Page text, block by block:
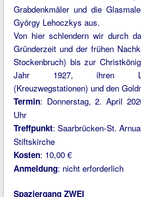
Grabdenkmäler und die
György Lehoczkys aus.
Von hier schlendern wir durch
Gründerzeit und der frühen
Stockenbruch) bis zur
Jahr 1927, ihren
(Kreuzwegstationen) und den
Termin: Donnerstag, 2. April
Uhr
Treffpunkt: Saarbrücken-St.
Stiftskirche
Kosten: 10,00 €
Anmeldung: nicht erforderlich
Spaziergang ZWEI